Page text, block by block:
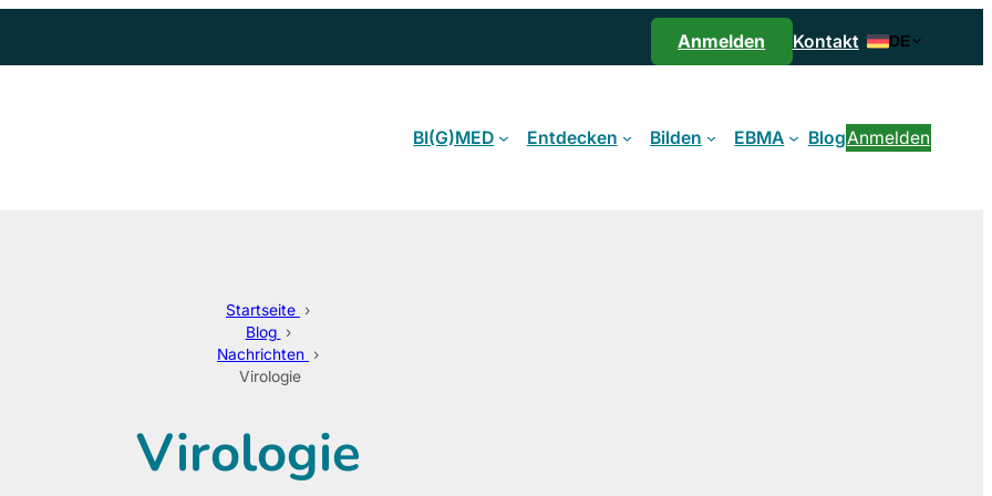
Anmelden Kontakt DE
BI(G)MED Entdecken Bilden EBMA BlogAnmelden
Startseite ›
Blog ›
Nachrichten
›
Virologie
Virologie